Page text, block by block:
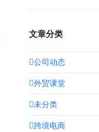
文章分类
公司动态
外贸课堂
未分类
跨境电商